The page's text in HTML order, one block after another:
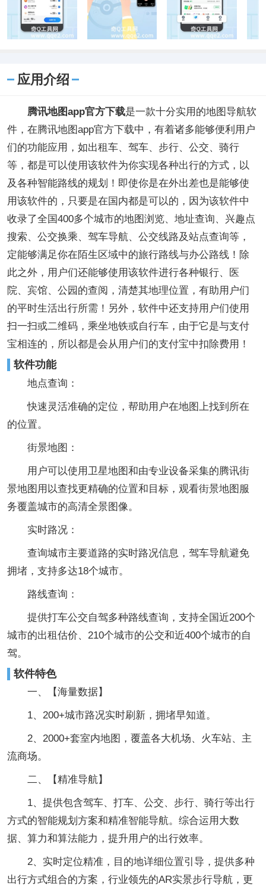
应用介绍
腾讯地图app官方下载是一款十分实用的地图导航软
件，在腾讯地图app官方下载中，有着诸多能够便利用户
们的功能应用，如出租车、驾车、步行、公交、骑行
等，都是可以使用该软件为你实现各种出行的方式，以
及各种智能路线的规划！即使你是在外出差也是能够使
用该软件的，只要是在国内都是可以的，因为该软件中
收录了全国400多个城市的地图浏览、地址查询、兴趣点
搜索、公交换乘、驾车导航、公交线路及站点查询等，
定能够满足你在陌生区域中的旅行路线与办公路线！除
此之外，用户们还能够使用该软件进行各种银行、医
院、宾馆、公园的查阅，清楚其地理位置，有助用户们
的平时生活出行所需！另外，软件中还支持用户们使用
扫一扫或二维码，乘坐地铁或自行车，由于它是与支付
宝相连的，所以都是会从用户们的支付宝中扣除费用！
软件功能
地点查询：
快速灵活准确的定位，帮助用户在地图上找到所在
的位置。
街景地图：
用户可以使用卫星地图和由专业设备采集的腾讯街
景地图用以查找更精确的位置和目标，观看街景地图服
务覆盖城市的高清全景图像。
实时路况：
查询城市主要道路的实时路况信息，驾车导航避免
拥堵，支持多达18个城市。
路线查询：
提供打车公交自驾多种路线查询，支持全国近200个
城市的出租估价、210个城市的公交和近400个城市的自
驾。
软件特色
一、【海量数据】
1、200+城市路况实时刷新，拥堵早知道。
2、2000+套室内地图，覆盖各大机场、火车站、主
流商场。
二、【精准导航】
1、提供包含驾车、打车、公交、步行、骑行等出行
方式的智能规划方案和精准智能导航。综合运用大数
据、算力和算法能力，提升用户的出行效率。
2、实时定位精准，目的地详细位置引导，提供多种
出行方式组合的方案，行业领先的AR实景步行导航，更